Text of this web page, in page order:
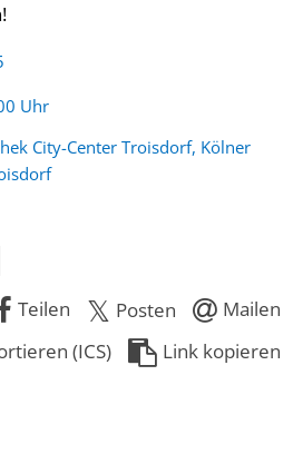
Uhr
City-Center Troisdorf, Kölner
Teilen
Posten
Mailen
(ICS)
Link kopieren